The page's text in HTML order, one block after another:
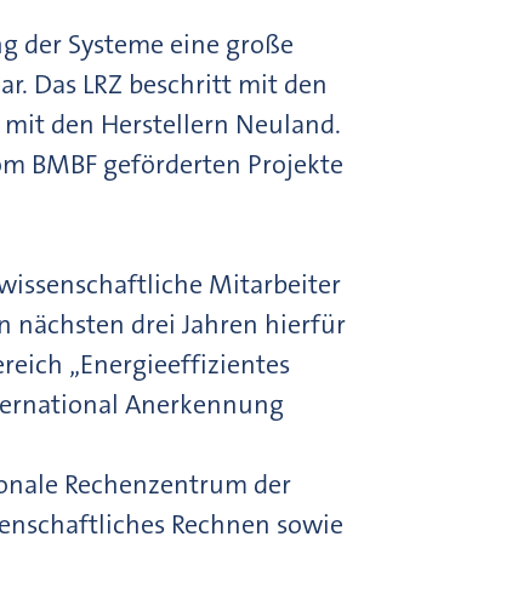
der Systeme eine große
Das LRZ beschritt mit den
den Herstellern Neuland.
BMBF geförderten Projekte
Mitarbeiter
nächsten drei Jahren hierfür
„Energieeffizientes
Anerkennung
Rechenzentrum der
Rechnen sowie